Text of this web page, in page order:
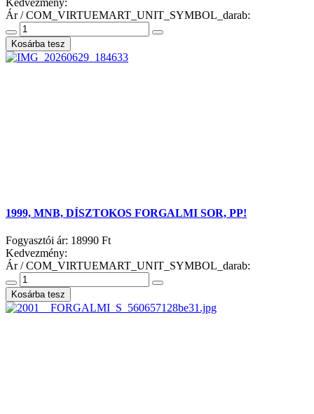
Kedvezmény:
Ár / COM_VIRTUEMART_UNIT_SYMBOL_darab:
1999, MNB, DÍSZTOKOS FORGALMI SOR, PP!
Fogyasztói ár: 18990 Ft
Kedvezmény:
Ár / COM_VIRTUEMART_UNIT_SYMBOL_darab: